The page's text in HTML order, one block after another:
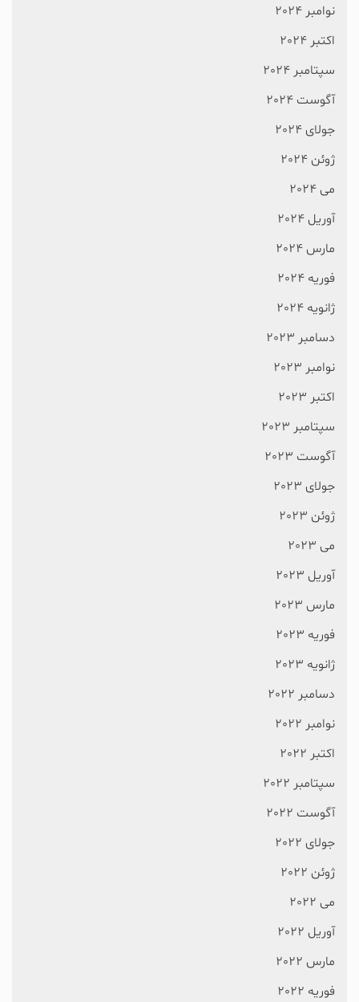
نوامبر 2024
اکتبر 2024
سپتامبر 2024
آگوست 2024
جولای 2024
ژوئن 2024
می 2024
آوریل 2024
مارس 2024
فوریه 2024
ژانویه 2024
دسامبر 2023
نوامبر 2023
اکتبر 2023
سپتامبر 2023
آگوست 2023
جولای 2023
ژوئن 2023
می 2023
آوریل 2023
مارس 2023
فوریه 2023
ژانویه 2023
دسامبر 2022
نوامبر 2022
اکتبر 2022
سپتامبر 2022
آگوست 2022
جولای 2022
ژوئن 2022
می 2022
آوریل 2022
مارس 2022
فوریه 2022